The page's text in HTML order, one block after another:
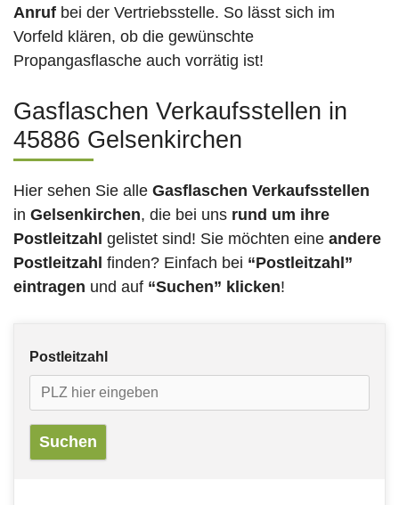
Anruf bei der Vertriebsstelle. So lässt sich im
Vorfeld klären, ob die gewünschte
Propangasflasche auch vorrätig ist!
Gasflaschen Verkaufsstellen in
45886 Gelsenkirchen
Hier sehen Sie alle Gasflaschen Verkaufsstellen
in Gelsenkirchen, die bei uns rund um ihre
Postleitzahl gelistet sind! Sie möchten eine andere
Postleitzahl finden? Einfach bei “Postleitzahl”
eintragen und auf “Suchen” klicken!
Postleitzahl